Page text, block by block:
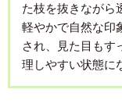
た枝を抜きながら
軽やかで自然な印
され、見た目もす
理しやすい状態に